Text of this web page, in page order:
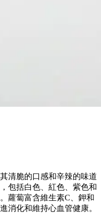
清脆的口感和辛辣的味道
包括白色、紅色、紫色和
蘿蔔富含維生素C、鉀和
消化和維持心血管健康。